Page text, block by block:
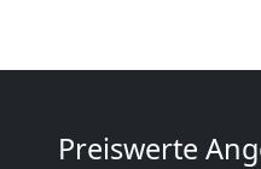
Preiswerte